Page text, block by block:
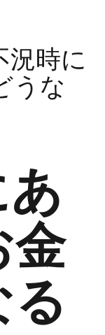
況時に
うな